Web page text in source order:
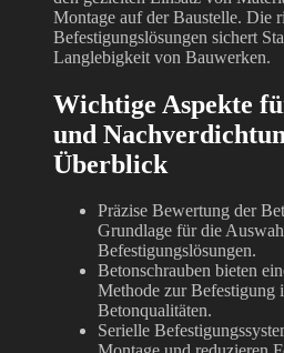
Montage auf der Baustelle. Die
Befestigungslösungen sichert
Langlebigkeit von Bauwerken.
Wichtige Aspekte
und
Überblick
Präzise Bewertung der
Grundlage für die
Befestigungslösungen.
Betonschrauben bieten
Methode zur Befestigung
Betonqualitäten.
Serielle